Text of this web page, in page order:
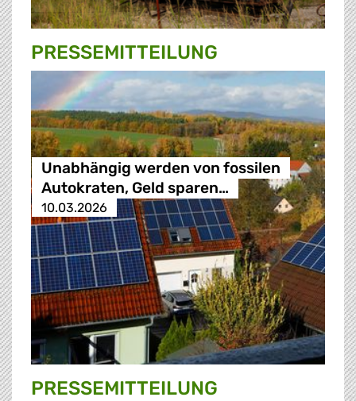
PRESSE­MITTEILUNG
Unabhängig werden von fossilen
Autokraten, Geld sparen…
10.03.2026
PRESSE­MITTEILUNG